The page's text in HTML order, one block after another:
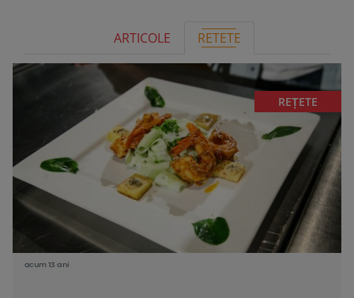
ARTICOLE RETETE
REȚETE
acum 13 ani